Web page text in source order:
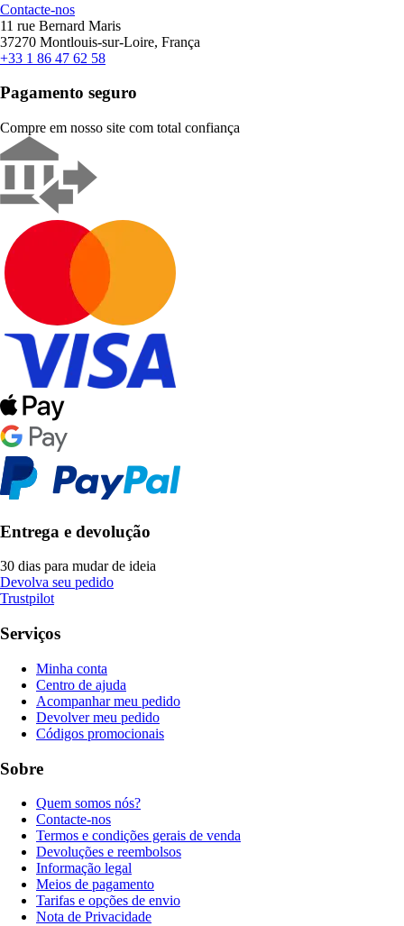
Contacte-nos
11 rue Bernard Maris
37270 Montlouis-sur-Loire, França
+33 1 86 47 62 58
Pagamento seguro
Compre em nosso site com total confiança
Entrega e devolução
30 dias para mudar de ideia
Devolva seu pedido
Trustpilot
Serviços
Minha conta
Centro de ajuda
Acompanhar meu pedido
Devolver meu pedido
Códigos promocionais
Sobre
Quem somos nós?
Contacte-nos
Termos e condições gerais de venda
Devoluções e reembolsos
Informação legal
Meios de pagamento
Tarifas e opções de envio
Nota de Privacidade